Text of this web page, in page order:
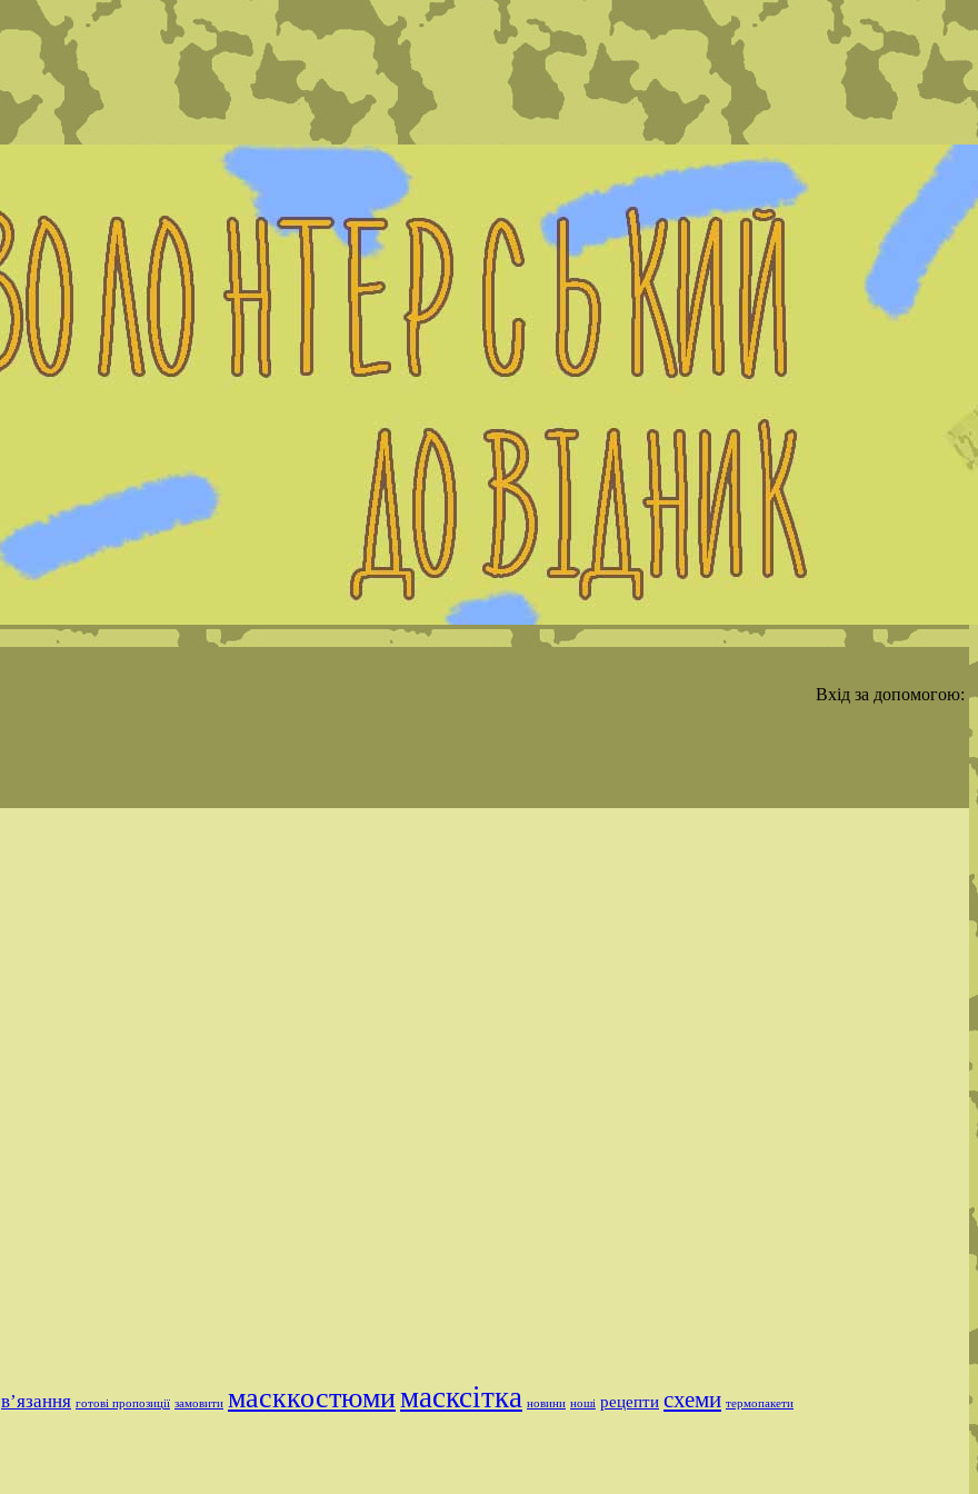
Вхід за допомогою:
в’язання готові пропозиції замовити масккостюмимасксітка новини ноші рецепти схеми термопакети